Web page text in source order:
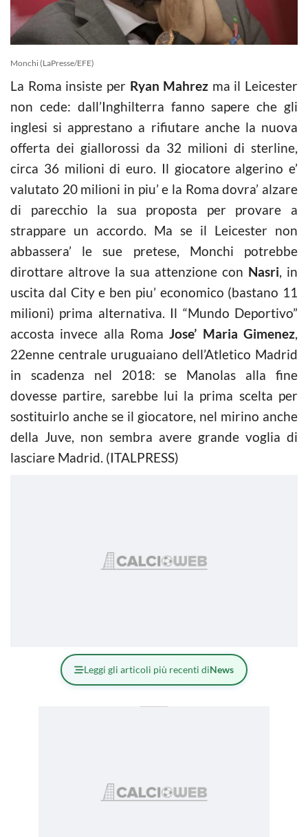
Monchi (LaPresse/EFE)
La Roma insiste per Ryan Mahrez ma il Leicester
non cede: dall’Inghilterra fanno sapere che gli
inglesi si apprestano a rifiutare anche la nuova
offerta dei giallorossi da 32 milioni di sterline,
circa 36 milioni di euro. Il giocatore algerino e’
valutato 20 milioni in piu’ e la Roma dovra’ alzare
di parecchio la sua proposta per provare a
strappare un accordo. Ma se il Leicester non
abbassera’ le sue pretese, Monchi potrebbe
dirottare altrove la sua attenzione con Nasri, in
uscita dal City e ben piu’ economico (bastano 11
milioni) prima alternativa. Il “Mundo Deportivo”
accosta invece alla RomaJose’ Maria Gimenez,
22enne centrale uruguaiano dell’Atletico Madrid
in scadenza nel 2018: se Manolas alla fine
dovesse partire, sarebbe lui la prima scelta per
sostituirlo anche se il giocatore, nel mirino anche
della Juve, non sembra avere grande voglia di
lasciare Madrid. (ITALPRESS)
Leggi gli articoli più recenti diNews